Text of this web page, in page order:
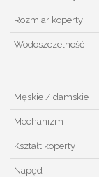
Rozmiar koperty
Wodoszczelność
Męskie / damskie
Mechanizm
Kształt koperty
Napęd